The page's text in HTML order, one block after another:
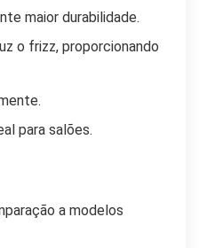
maior durabilidade.
o frizz, proporcionando
para salões.
a modelos